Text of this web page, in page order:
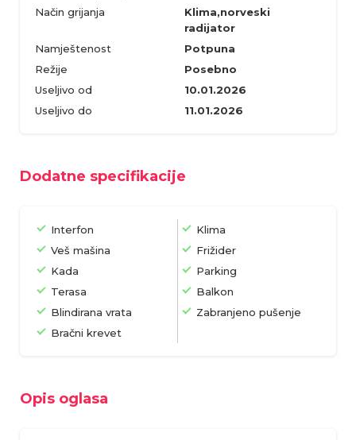
Način grijanja
Klima,norveski
radijator
Namještenost
Potpuna
Režije
Posebno
Useljivo od
10.01.2026
Useljivo do
11.01.2026
Dodatne specifikacije
Interfon
Klima
Veš mašina
Frižider
Kada
Parking
Terasa
Balkon
Blindirana vrata
Zabranjeno pušenje
Bračni krevet
Opis oglasa